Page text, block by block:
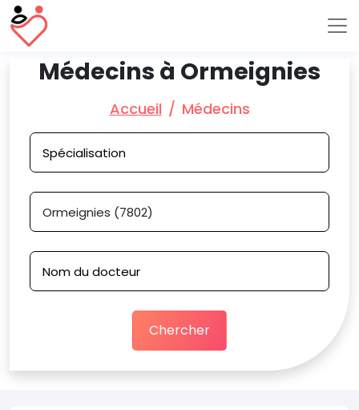
Médecins à Ormeignies
Accueil Médecins
Chercher